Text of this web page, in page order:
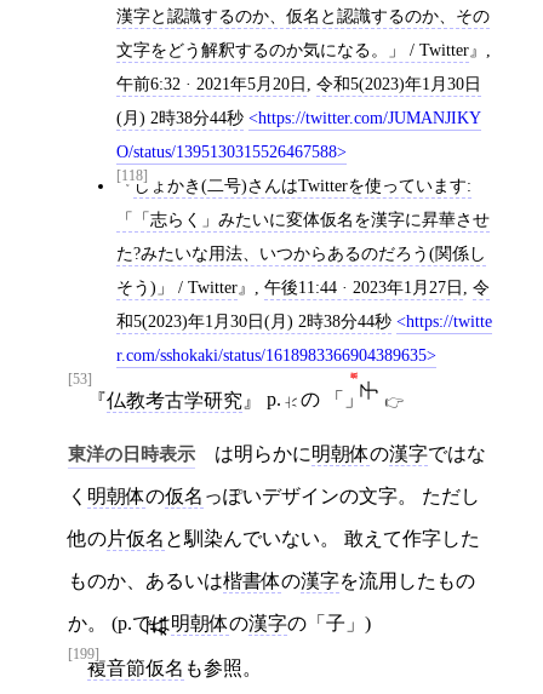
漢字と認識するのか、仮名と認識するのか、その
文字をどう解釈するのか気になる。」 / Twitter
,
午前6:32 · 2021年5月20日, 令和5(2023)年1月30日
(月) 2時38分44秒
https://twitter.com/JUMANJIKY
O/status/1395130315526467588
[118]しょかき(二号)さんはTwitterを使っています:
「「志らく」みたいに変体仮名を漢字に昇華させ
た?みたいな用法、いつからあるのだろう(関係し
そう)」 / Twitter
, 午後11:44 · 2023年1月27日, 令
和5(2023)年1月30日(月) 2時38分44秒
https://twitte
r.com/sshokaki/status/1618983366904389635
[53]
仏教考古学研究 p. 六の 「 」
東洋の日時表示 は明らかに明朝体の漢字ではな
く 明朝体の仮名 っぽいデザインの文字。 ただし
他の片仮名 と馴染んでいない。 敢えて作字した
ものか、あるいは楷書体の漢字を流用したもの
か。 (p.では明朝体の漢字の「子」)
[199]
複音節仮名 も参照。